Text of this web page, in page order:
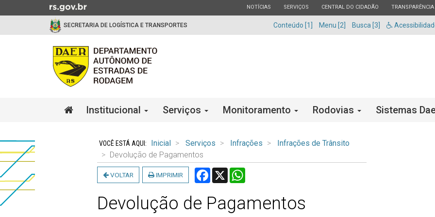
para
ESTADO
NOTÍCIAS ESTADO
SERVIÇOS ESTADO
CENTRAL DO CIDADÃO ESTADO
TRANSPARÊNCIA
SECRETARIA DE LOGÍSTICA E TRANSPORTES Conteúdo [1] Menu [2] Busca [3]
Institucional Serviços Monitoramento Rodovias Sistemas
do
conteúdo
Inicial Serviços Infrações
Infrações de Trânsito
Devolução de Pagamentos
VOLTAR IMPRIMIR Facebook
X WhatsApp
Devolução de Pagamentos